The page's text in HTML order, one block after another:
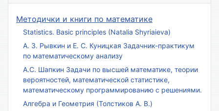
Методички и книги по математике
Statistics. Basic principles (Natalia Shyriaieva)
А. З. Рывкин и Е. С. Куницкая Задачник-практикум
по математическому анализу
А.С. Шапкин Задачи по высшей математике, теории
вероятностей, математической статистике,
математическому программированию с решениями.
Алгебра и Геометрия (Толстиков А. В.)